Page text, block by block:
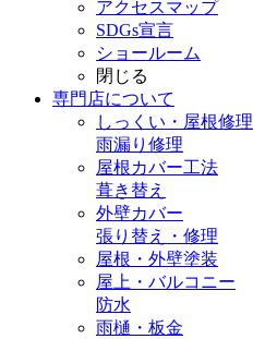
アクセスマップ
SDGs宣言
ショールーム
閉じる
専門店について
しっくい・屋根修理
雨漏り修理
屋根カバー工法
葺き替え
外壁カバー
張り替え・修理
屋根・外壁塗装
屋上・バルコニー
防水
雨樋・板金